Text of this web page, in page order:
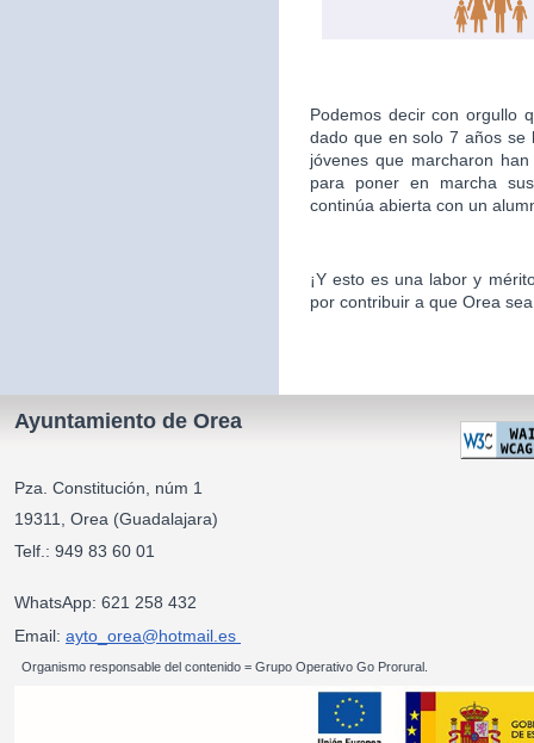
Podemos decir con orgullo
dado que en solo 7 años se
jóvenes que marcharon
para poner en marcha
continúa abierta con un
¡Y esto es una labor y
por contribuir a que Orea
Ayuntamiento de Orea
Pza. Constitución, núm 1
19311, Orea (Guadalajara)
Telf.: 949 83 60 01
WhatsApp: 621 258 432
Email: ayto_orea@hotmail.es
Organismo responsable del contenido = Grupo Operativo Go Prorural.